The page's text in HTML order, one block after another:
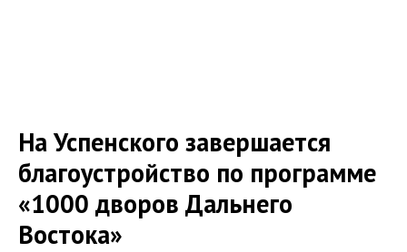
На Успенского завершается
благоустройство по программе
«1000 дворов Дальнего
Востока»